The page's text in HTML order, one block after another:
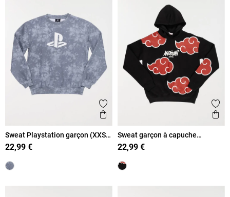
Ajouter aux favoris
Aperçu rapide
Sweat Playstation garçon (XXS-
M)
22,99 €
Sweat garçon à capuche
Akatsuki (XXS-M)
22,99 €